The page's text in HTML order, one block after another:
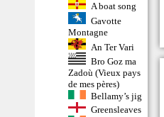
A boat song
Gavotte
Montagne
An Ter Vari
Bro Goz ma
Zadoù (Vieux pays
de mes pères)
Bellamy’s jig
Greensleaves